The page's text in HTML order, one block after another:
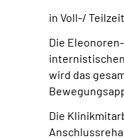
in Voll-/ Teilzeit.
Die
wird das
Die